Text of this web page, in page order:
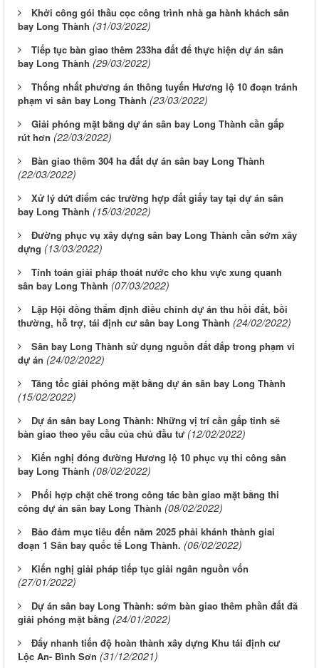
Khởi công gói thầu cọc công trình nhà ga hành khách sân
bay Long Thành (31/03/2022)
Tiếp tục bàn giao thêm 233ha đất để thực hiện dự án sân
bay Long Thành (29/03/2022)
Thống nhất phương án thông tuyến Hương lộ 10 đoạn tránh
phạm vi sân bay Long Thành (23/03/2022)
Giải phóng mặt bằng dự án sân bay Long Thành cần gấp
rút hơn (22/03/2022)
Bàn giao thêm 304 ha đất dự án sân bay Long Thành
(22/03/2022)
Xử lý dứt điểm các trường hợp đất giấy tay tại dự án sân
bay Long Thành (15/03/2022)
Đường phục vụ xây dựng sân bay Long Thành cần sớm xây
dựng (13/03/2022)
Tính toán giải pháp thoát nước cho khu vực xung quanh
sân bay Long Thành (07/03/2022)
Lập Hội đồng thẩm định điều chỉnh dự án thu hồi đất, bồi
thường, hỗ trợ, tái định cư sân bay Long Thành (24/02/2022)
Sân bay Long Thành sử dụng nguồn đất đắp trong phạm vi
dự án (24/02/2022)
Tăng tốc giải phóng mặt bằng dự án sân bay Long Thành
(15/02/2022)
Dự án sân bay Long Thành: Những vị trí cần gấp tỉnh sẽ
bàn giao theo yêu cầu của chủ đầu tư (12/02/2022)
Kiến nghị đóng đường Hương lộ 10 phục vụ thi công sân
bay Long Thành (08/02/2022)
Phối hợp chặt chẽ trong công tác bàn giao mặt bằng thi
công dự án sân bay Long Thành (08/02/2022)
Bảo đảm mục tiêu đến năm 2025 phải khánh thành giai
đoạn 1 Sân bay quốc tế Long Thành. (06/02/2022)
Kiến nghị giải pháp tiếp tục giải ngân nguồn vốn
(27/01/2022)
Dự án sân bay Long Thành: sớm bàn giao thêm phần đất đã
giải phóng mặt bằng (24/01/2022)
Đẩy nhanh tiến độ hoàn thành xây dựng Khu tái định cư
Lộc An- Bình Sơn (31/12/2021)